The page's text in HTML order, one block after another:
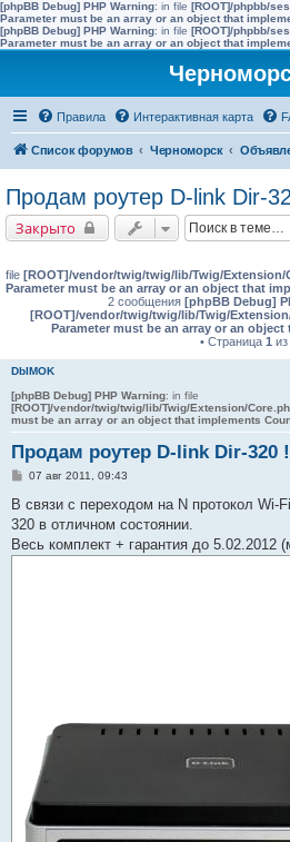
[phpBB Debug] PHP Warning: in file [ROOT]/phpbb/
Parameter must be an array or an object that
[phpBB Debug] PHP Warning: in file [ROOT]/phpbb/
Parameter must be an array or an object that
Правила Интерактивная карта
Список форумов Черноморск
Продам роутер D-link Dir-
Закрыто
file [ROOT]/vendor/twig/twig/lib/Twig/Extension/
Parameter must be an array or an object that
2 сообщения [phpBB Debug]
[ROOT]/vendor/twig/twig/lib/Twig/
Parameter must be an array or an
• Страница 1 из
DbIMOK
[phpBB Debug] PHP Warning: in file
[ROOT]/vendor/twig/twig/lib/Twig/Extension/
must be an array or an object that implements
Продам роутер D-link Dir-320 !
С
о
щ
е
н
07 авг 2011, 09:43
В связи с переходом на N протокол Wi-
320 в отличном состоянии.
Весь комплект + гарантия до 5.02.2012